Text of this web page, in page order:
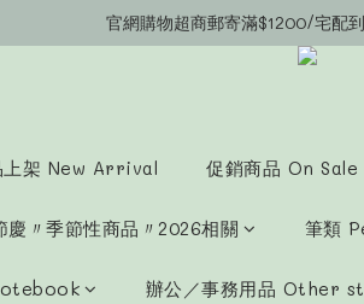
官網會員募集中~立即註冊即
官網購物超商郵寄滿$1200/宅配
官網會員募集中~立即註冊即可
上架 New Arrival 促銷商品 On Sale
慶〃季節性商品〃2026相關 筆類
辦公／事務用品 Other